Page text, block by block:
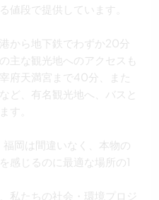
値段で提供しています。
から地下鉄でわずか20分
主な観光地へのアクセスも
府天満宮まで40分、また
ど、有名観光地へ、バスと
す。
福岡は間違いなく、本物の
感じるのに最適な場所の1
私たちの社会・環境プロジ